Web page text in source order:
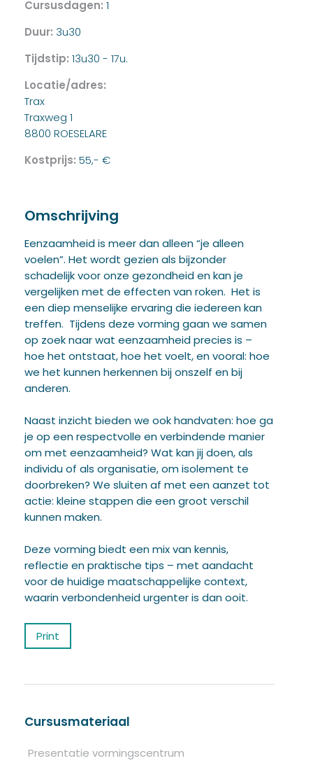
Cursusdagen: 1
Duur: 3u30
Tijdstip: 13u30 - 17u.
Locatie/adres:
Trax
Traxweg 1
8800 ROESELARE
Kostprijs: 55,- €
Omschrijving
Eenzaamheid is meer dan alleen “je alleen
voelen”. Het wordt gezien als bijzonder
schadelijk voor onze gezondheid en kan je
vergelijken met de effecten van roken. Het is
een diep menselijke ervaring die iedereen kan
treffen. Tijdens deze vorming gaan we samen
op zoek naar wat eenzaamheid precies is –
hoe het ontstaat, hoe het voelt, en vooral: hoe
we het kunnen herkennen bij onszelf en bij
anderen.
Naast inzicht bieden we ook handvaten: hoe ga
je op een respectvolle en verbindende manier
om met eenzaamheid? Wat kan jij doen, als
individu of als organisatie, om isolement te
doorbreken? We sluiten af met een aanzet tot
actie: kleine stappen die een groot verschil
kunnen maken.
Deze vorming biedt een mix van kennis,
reflectie en praktische tips – met aandacht
voor de huidige maatschappelijke context,
waarin verbondenheid urgenter is dan ooit.
Print
Cursusmateriaal
Presentatie vormingscentrum